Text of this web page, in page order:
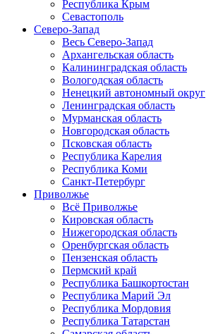
Республика Крым
Севастополь
Северо-Запад
Весь Северо-Запад
Архангельская область
Калининградская область
Вологодская область
Ненецкий автономный округ
Ленинградская область
Мурманская область
Новгородская область
Псковская область
Республика Карелия
Республика Коми
Санкт-Петербург
Приволжье
Всё Приволжье
Кировская область
Нижегородская область
Оренбургская область
Пензенская область
Пермский край
Республика Башкортостан
Республика Марий Эл
Республика Мордовия
Республика Татарстан